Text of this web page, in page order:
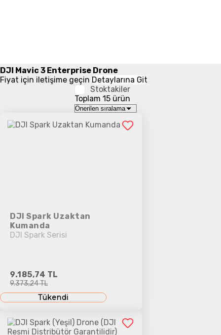
DJI Mavic 3 Enterprise Drone
Fiyat için iletişime geçin Detaylarına Git
Stoktakiler
Toplam 15 ürün
DJI Spark Uzaktan
Kumanda
DJI Spark Serisi
9.185,74 TL
9.373,24 TL
Tükendi